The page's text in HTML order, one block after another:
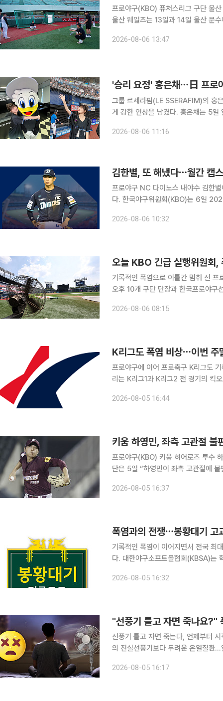
프로야구(KBO) 퓨처스리그 구단 울
울산 웨일즈는 13일과 14일 울산 문
고ㆍ마이스터고ㆍ신정고ㆍ언양고ㆍ
2026-08-06 13:47
'승리 요정' 홍은채⋯日 프로
그룹 르세라핌(LE SSERAFIM)의 홍
게 강한 인상을 남겼다. 홍은채는 5일 일본 지바현 조조 마린 스타디움에서 열린 일본프로야구
표 여름 이벤트 ‘블랙 서머 위크
2026-08-06 11:16
김한별, 또 해냈다⋯월간 캡
프로야구 NC 다이노스 내야수 김한
다. 한국야구위원회(KBO)는 6일 2026 신한 SOL KBO리그 7월 월간 캡스플레이 수상자로 김한
2026-08-06 10:32
오늘 KBO 긴급 실행위원회,
기록적인 폭염으로 이틀간 멈춰 선
오후 10개 구단 단장과 한국프로야구
험 상황이 발생했다”며 5∼6일 예정
2026-08-06 08:15
K리그도 폭염 비상⋯이번
프로야구에 이어 프로축구 K리그도
리는 K리그1과 K리그2 전 경기의 킥
8경기의 경기 시작 시간을 기존 오후
2026-08-05 16:44
키움 하영민, 좌측 고관절
프로야구(KBO) 키움 히어로즈 투수 하
단은 5일 “하영민이 좌측 고관절에 불편
등판해 롯데 외국인 투수 로드리게스
2026-08-05 16:37
폭염과의 전쟁⋯봉황대기 고
기록적인 폭염이 이어지면서 전국 최
다. 대한야구소프트볼협회(KBSA)는 학생 선수들의 안전을 위해 제54회 봉황대기 전국고교야구대
KBSA는 해당 기간 오전 11시 30분
2026-08-05 16:32
"선풍기 틀고 자면 죽나요?"
선풍기 틀고 자면 죽는다, 언제부터
의 진실선풍기보다 두려운 온열질환…열사병 의심 증상과
고 가는 엄마 덕에 무사히(?) 살아서
2026-08-05 16:17